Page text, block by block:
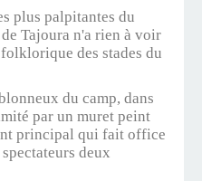
plus palpitantes du
Tajoura n'a rien à voir
des stades du
du camp, dans
par un muret peint
principal qui fait office
deux